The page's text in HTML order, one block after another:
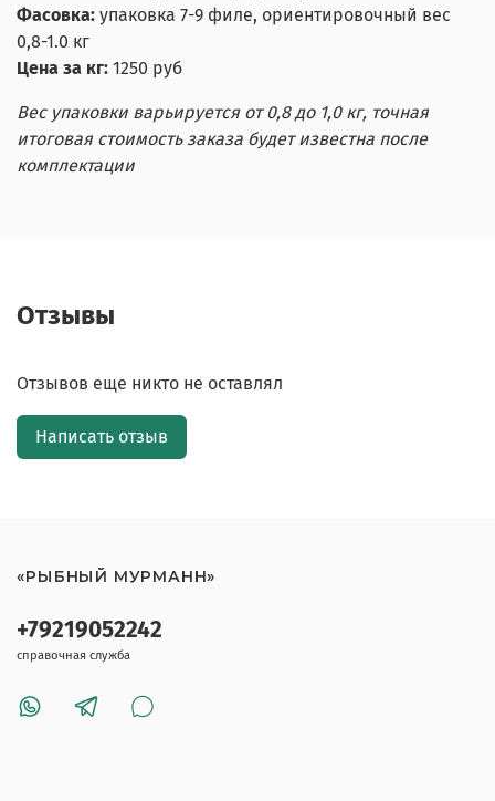
Фасовка: упаковка 7-9 филе, ориентировочный вес
0,8-1.0 кг
Цена за кг: 1250 руб
Вес упаковки варьируется от 0,8 до 1,0 кг, точная
итоговая стоимость заказа будет известна после
комплектации
Отзывы
Отзывов еще никто не оставлял
Написать отзыв
+79219052242
справочная служба
«РЫБНЫЙ МУРМАНН»